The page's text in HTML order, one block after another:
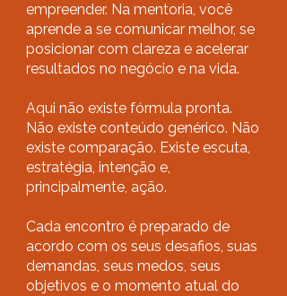
empreender. Na mentoria, você
aprende a se comunicar melhor, se
posicionar com clareza e acelerar
resultados no negócio e na vida.
Aqui não existe fórmula pronta.
Não existe conteúdo genérico. Não
existe comparação. Existe escuta,
estratégia, intenção e,
principalmente, ação.
Cada encontro é preparado de
acordo com os seus desafios, suas
demandas, seus medos, seus
objetivos e o momento atual do